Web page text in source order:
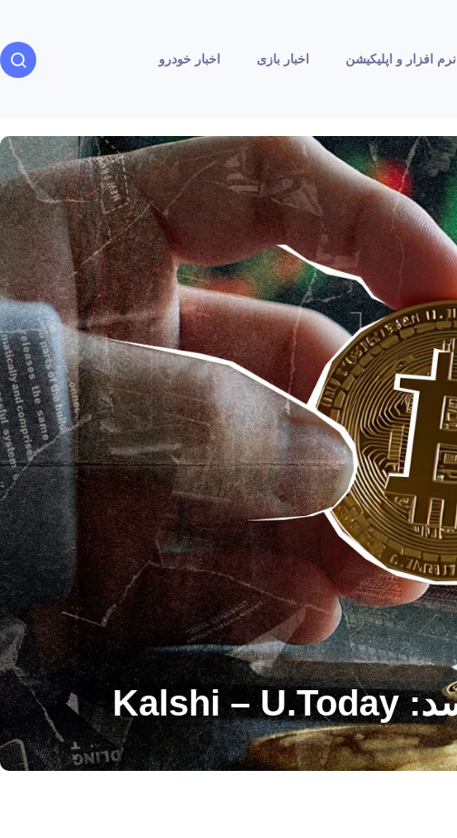
نرم افزار و اپلیکیشن اخبار بازی اخبار خودرو